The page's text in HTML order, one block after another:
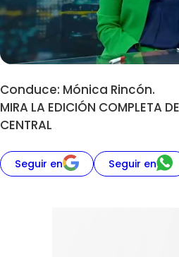
Conduce: Mónica Rincón.
MIRA LA EDICIÓN COMPLETA
CENTRAL
Seguir en Seguir en